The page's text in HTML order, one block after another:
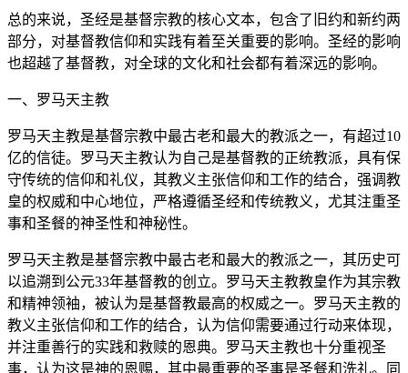
总的来说，圣经是基督宗教的核心文本，包含了旧约和新约两
部分，对基督教信仰和实践有着至关重要的影响。圣经的影响
也超越了基督教，对全球的文化和社会都有着深远的影响。
一、罗马天主教
罗马天主教是基督宗教中最古老和最大的教派之一，有超过10
亿的信徒。罗马天主教认为自己是基督教的正统教派，具有保
守传统的信仰和礼仪，其教义主张信仰和工作的结合，强调教
皇的权威和中心地位，严格遵循圣经和传统教义，尤其注重圣
事和圣餐的神圣性和神秘性。
罗马天主教是基督宗教中最古老和最大的教派之一，其历史可
以追溯到公元33年基督教的创立。罗马天主教教皇作为其宗教
和精神领袖，被认为是基督教最高的权威之一。罗马天主教的
教义主张信仰和工作的结合，认为信仰需要通过行动来体现，
并注重善行的实践和救赎的恩典。罗马天主教也十分重视圣
事，认为这是神的恩赐，其中最重要的圣事是圣餐和洗礼。同